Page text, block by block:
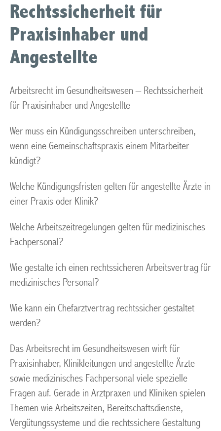
Rechtssicherheit für
Praxisinhaber und
Angestellte
Arbeitsrecht im Gesundheitswesen – Rechtssicherheit
für Praxisinhaber und Angestellte
Wer muss ein Kündigungsschreiben unterschreiben,
wenn eine Gemeinschaftspraxis einem Mitarbeiter
kündigt?
Welche Kündigungsfristen gelten für angestellte Ärzte in
einer Praxis oder Klinik?
Welche Arbeitszeitregelungen gelten für medizinisches
Fachpersonal?
Wie gestalte ich einen rechtssicheren Arbeitsvertrag für
medizinisches Personal?
Wie kann ein Chefarztvertrag rechtssicher gestaltet
werden?
Das Arbeitsrecht im Gesundheitswesen wirft für
Praxisinhaber, Klinikleitungen und angestellte Ärzte
sowie medizinisches Fachpersonal viele spezielle
Fragen auf. Gerade in Arztpraxen und Kliniken spielen
Themen wie Arbeitszeiten, Bereitschaftsdienste,
Vergütungssysteme und die rechtssichere Gestaltung